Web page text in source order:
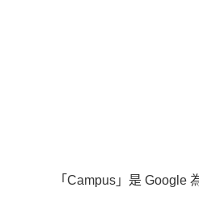
「Campus」是 Google